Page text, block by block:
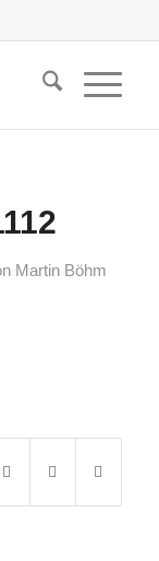
Martin Böhm